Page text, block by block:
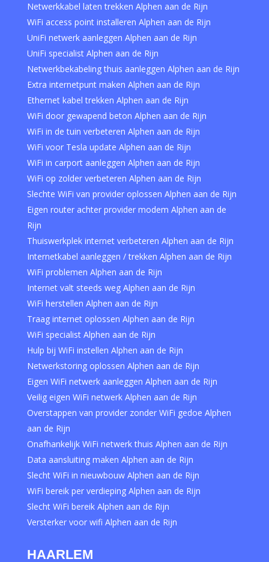
Netwerkkabel laten trekken Alphen aan de Rijn
WiFi access point installeren Alphen aan de Rijn
UniFi netwerk aanleggen Alphen aan de Rijn
UniFi specialist Alphen aan de Rijn
Netwerkbekabeling thuis aanleggen Alphen aan de Rijn
Extra internetpunt maken Alphen aan de Rijn
Ethernet kabel trekken Alphen aan de Rijn
WiFi door gewapend beton Alphen aan de Rijn
WiFi in de tuin verbeteren Alphen aan de Rijn
WiFi voor Tesla update Alphen aan de Rijn
WiFi in carport aanleggen Alphen aan de Rijn
WiFi op zolder verbeteren Alphen aan de Rijn
Slechte WiFi van provider oplossen Alphen aan de Rijn
Eigen router achter provider modem Alphen aan de
Rijn
Thuiswerkplek internet verbeteren Alphen aan de Rijn
Internetkabel aanleggen / trekken Alphen aan de Rijn
WiFi problemen Alphen aan de Rijn
Internet valt steeds weg Alphen aan de Rijn
WiFi herstellen Alphen aan de Rijn
Traag internet oplossen Alphen aan de Rijn
WiFi specialist Alphen aan de Rijn
Hulp bij WiFi instellen Alphen aan de Rijn
Netwerkstoring oplossen Alphen aan de Rijn
Eigen WiFi netwerk aanleggen Alphen aan de Rijn
Veilig eigen WiFi netwerk Alphen aan de Rijn
Overstappen van provider zonder WiFi gedoe Alphen
aan de Rijn
Onafhankelijk WiFi netwerk thuis Alphen aan de Rijn
Data aansluiting maken Alphen aan de Rijn
Slecht WiFi in nieuwbouw Alphen aan de Rijn
WiFi bereik per verdieping Alphen aan de Rijn
Slecht WiFi bereik Alphen aan de Rijn
Versterker voor wifi Alphen aan de Rijn
HAARLEM